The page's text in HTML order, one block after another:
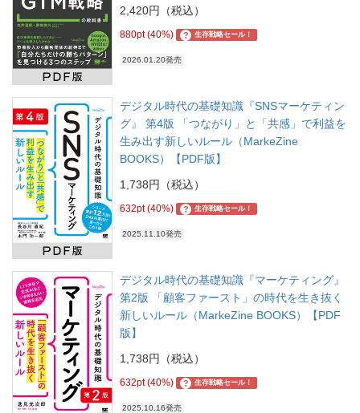
2,420円（税込）
880pt (40%) ? 生存戦略セール！
2026.01.20発売
デジタル時代の基礎知識『SNSマーケティン
グ』 第4版 「つながり」と「共感」で利益を
生み出す新しいルール（MarkeZine
BOOKS）【PDF版】
1,738円（税込）
632pt (40%) ? 生存戦略セール！
2025.11.10発売
デジタル時代の基礎知識『マーケティング』
第2版 「顧客ファースト」の時代を生き抜く
新しいルール（MarkeZine BOOKS）【PDF
版】
1,738円（税込）
632pt (40%) ? 生存戦略セール！
2025.10.16発売